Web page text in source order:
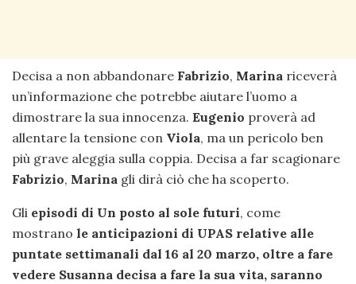
Decisa a non abbandonare Fabrizio, Marina riceverà
un’informazione che potrebbe aiutare l’uomo a
dimostrare la sua innocenza. Eugenio proverà ad
allentare la tensione con Viola, ma un pericolo ben
più grave aleggia sulla coppia. Decisa a far scagionare
Fabrizio, Marina gli dirà ciò che ha scoperto.
Gli episodi di Un posto al sole futuri, come
mostrano le anticipazioni di UPAS relative alle
puntate settimanali dal 16 al 20 marzo, oltre a fare
vedere Susanna decisa a fare la sua vita, saranno